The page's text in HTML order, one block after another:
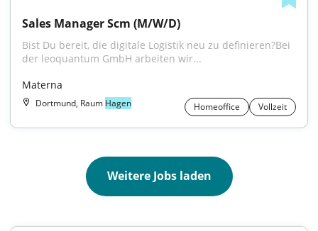
Sales Manager Scm (M/W/D)
Bist Du bereit, die digitale Logistik neu zu definieren?Bei
der leoquantum GmbH arbeiten wir...
Materna
Dortmund, Raum Hagen Homeoffice Vollzeit
Weitere Jobs laden